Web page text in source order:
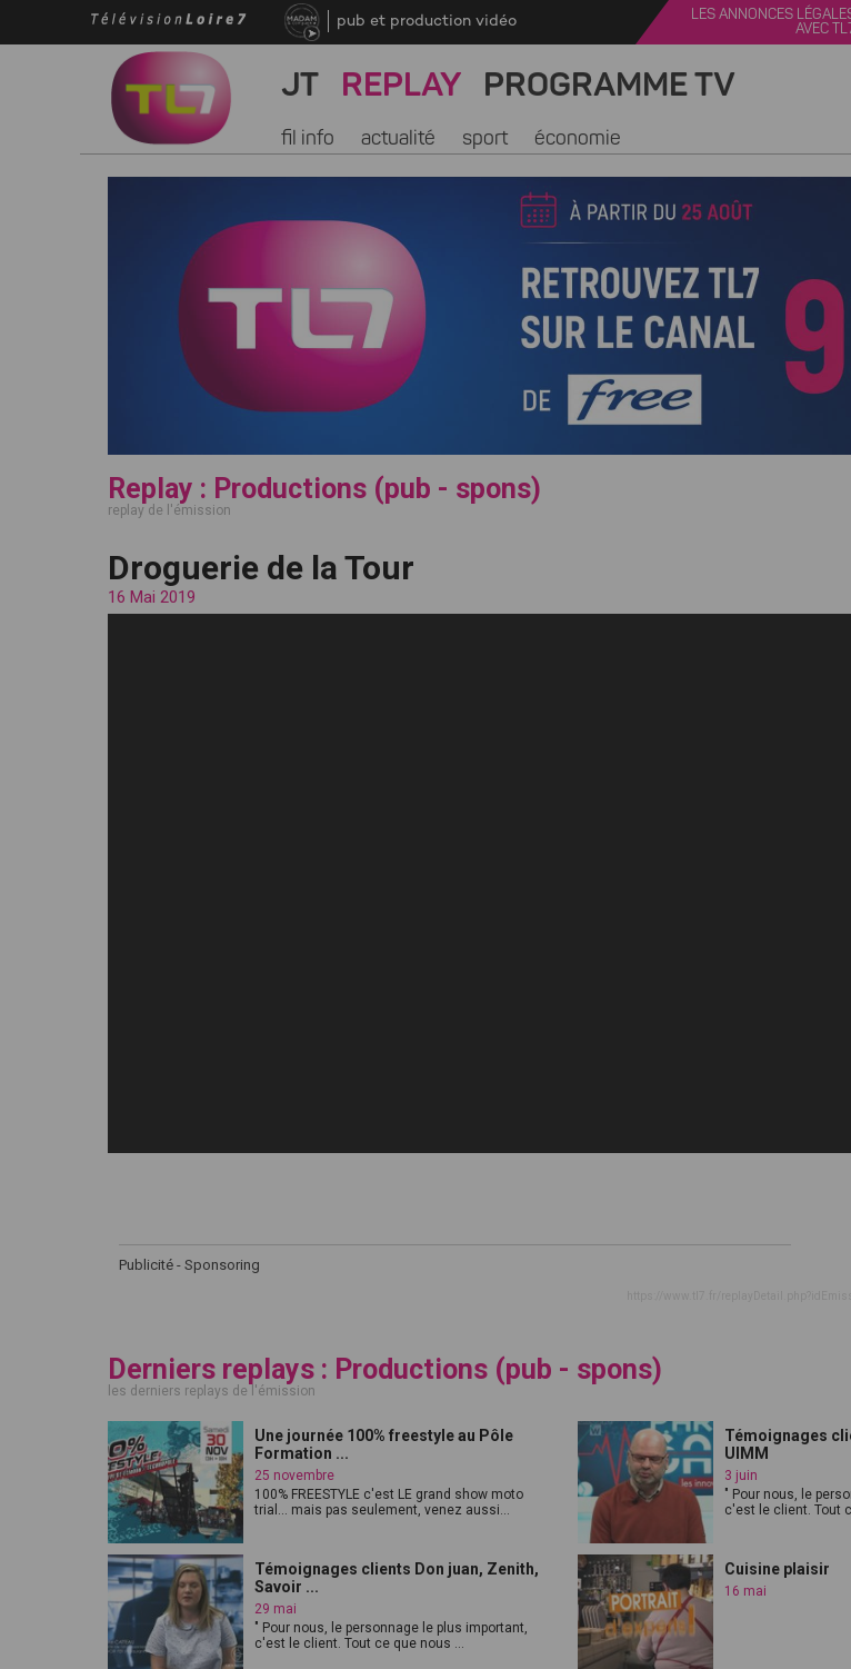
pub et production vidéo
LES ANNONCES
AVEC
JT REPLAY PROGRAMME TV
fil info actualité sport économie
Replay : Productions (pub - spons)
replay de l'émission
Droguerie de la Tour
16 Mai 2019
Publicité - Sponsoring
Derniers replays : Productions (pub - spons)
les derniers replays de l'émission
Une journée 100% freestyle au Pôle
Formation ...
25 novembre
100% FREESTYLE c'est LE grand show moto
trial... mais pas seulement, venez aussi...
Témoignages
UIMM
3 juin
" Pour nous, le
c'est le client. Tout
Témoignages clients Don juan, Zenith,
Savoir ...
29 mai
" Pour nous, le personnage le plus important,
c'est le client. Tout ce que nous ...
Cuisine plaisir
16 mai